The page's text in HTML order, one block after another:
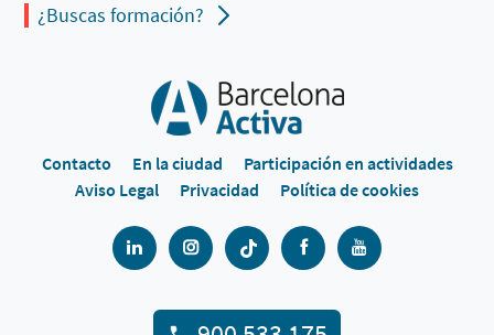
¿Buscas formación?
Contacto En la ciudad
Participación en actividades
Aviso Legal
Privacidad Política de cookies